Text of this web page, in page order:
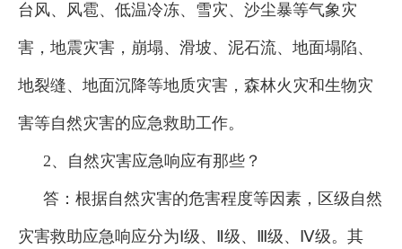
台风、风雹、低温冷冻、雪灾、沙尘暴等气象灾
害，地震灾害，崩塌、滑坡、泥石流、地面塌陷、
地裂缝、地面沉降等地质灾害，森林火灾和生物灾
害等自然灾害的应急救助工作。
2、自然灾害应急响应有那些？
答：根据自然灾害的危害程度等因素，区级自然
灾害救助应急响应分为Ⅰ级、Ⅱ级、Ⅲ级、Ⅳ级。其